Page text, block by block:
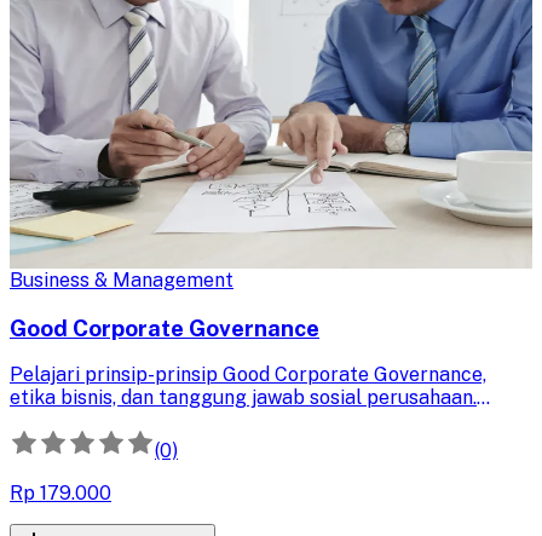
Business & Management
Good Corporate Governance
Pelajari prinsip-prinsip Good Corporate Governance,
etika bisnis, dan tanggung jawab sosial perusahaan.
keberlanjutan bisnis Anda.
(0)
Rp 179.000